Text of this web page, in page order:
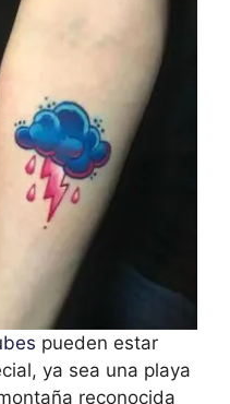
pueden estar
ya sea una playa
reconocida